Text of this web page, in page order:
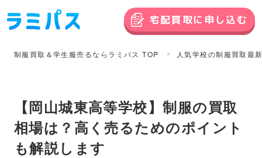
宅配買取に申し込む
制服買取＆学生服売るならラミパス TOP 人気学校の制服買取最
【岡山城東高等学校】制服の買取
相場は？高く売るためのポイント
も解説します